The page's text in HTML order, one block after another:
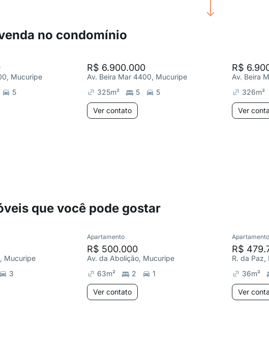
no condomínio
Mucuripe
5
R$ 6.900.000
Av. Beira Mar 4400, Mucuripe
325m² 5 5
Ver contato
R$
Av. Beira
326m²
Ver
que você pode gostar
Mucuripe
3
Apartamento
R$ 500.000
Av. da Abolição, Mucuripe
63m² 2 1
Ver contato
Apartamento
R$
R. da
36m²
Ver